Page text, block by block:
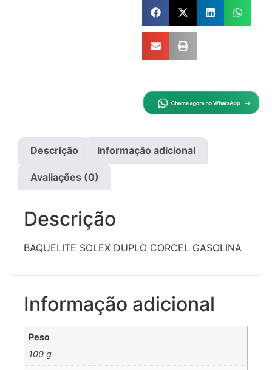
Descrição Informação adicional
Avaliações (0)
Descrição
BAQUELITE SOLEX DUPLO CORCEL GASOLINA
Informação adicional
Peso
100 g